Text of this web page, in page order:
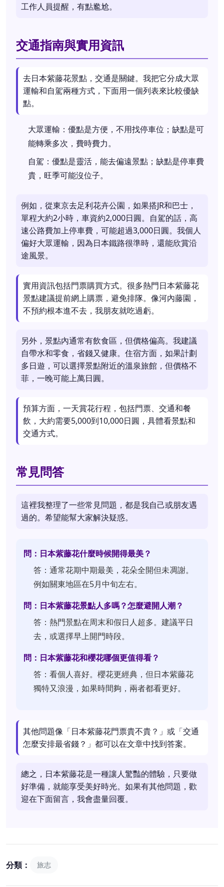
工作人員提醒，有點尷尬。
交通指南與實用資訊
去日本紫藤花景點，交通是關鍵。我把它分成大眾
運輸和自駕兩種方式，下面用一個列表來比較優缺
點。
大眾運輸：優點是方便，不用找停車位；缺點是可
能轉乘多次，費時費力。
自駕：優點是靈活，能去偏遠景點；缺點是停車費
貴，旺季可能沒位子。
例如，從東京去足利花卉公園，如果搭JR和巴士，
單程大約2小時，車資約2,000日圓。自駕的話，高
速公路費加上停車費，可能超過3,000日圓。我個人
偏好大眾運輸，因為日本鐵路很準時，還能欣賞沿
途風景。
實用資訊包括門票購買方式。很多熱門日本紫藤花
景點建議提前網上購票，避免排隊。像河內藤園，
不預約根本進不去，我朋友就吃過虧。
另外，景點內通常有飲食區，但價格偏高。我建議
自帶水和零食，省錢又健康。住宿方面，如果計劃
多日遊，可以選擇景點附近的溫泉旅館，但價格不
菲，一晚可能上萬日圓。
預算方面，一天賞花行程，包括門票、交通和餐
飲，大約需要5,000到10,000日圓，具體看景點和
交通方式。
常見問答
這裡我整理了一些常見問題，都是我自己或朋友遇
過的。希望能幫大家解決疑惑。
問：日本紫藤花什麼時候開得最美？
答：通常花期中期最美，花朵全開但未凋謝。
例如關東地區在5月中旬左右。
問：日本紫藤花景點人多嗎？怎麼避開人潮？
答：熱門景點在周末和假日人超多。建議平日
去，或選擇早上開門時段。
問：日本紫藤花和櫻花哪個更值得看？
答：看個人喜好。櫻花更經典，但日本紫藤花
獨特又浪漫，如果時間夠，兩者都看更好。
其他問題像「日本紫藤花門票貴不貴？」或「交通
怎麼安排最省錢？」都可以在文章中找到答案。
總之，日本紫藤花是一種讓人驚豔的體驗，只要做
好準備，就能享受美好時光。如果有其他問題，歡
迎在下面留言，我會盡量回覆。
分類： 旅志